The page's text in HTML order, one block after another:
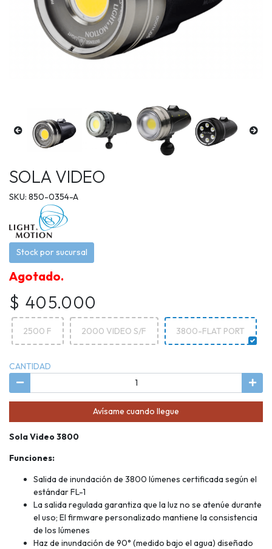
SOLA VIDEO
SKU: 850-0354-A
Stock por sucursal
Agotado.
$ 405.000
2500 F 2000 VIDEO S/F 3800-FLAT PORT
CANTIDAD
Avísame cuando llegue
Sola Video 3800
Funciones:
Salida de inundación de 3800 lúmenes certificada según el
estándar FL-1
La salida regulada garantiza que la luz no se atenúe durante
el uso; El firmware personalizado mantiene la consistencia
de los lúmenes
Haz de inundación de 90° (medido bajo el agua) diseñado